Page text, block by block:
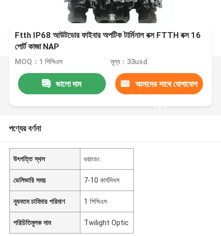
Ftth IP68 আউটডোর ফাইবার অপটিক টার্মিনাল বক্স FTTH বক্স 16
পোর্ট কাজা NAP
MOQ：1 পিসিএস মূল্য：33usd
ভালো দাম আমাদের সাথে যোগাযোগ
করুন
পণ্যের বর্ণনা
উৎপত্তি স্থল গুয়াংডং
ডেলিভারি সময় 7-10 কার্যদিবস
ন্যূনতম চাহিদার পরিমাণ 1 পিসিএস
পরিচিতিমুলক নাম Twilight Optic